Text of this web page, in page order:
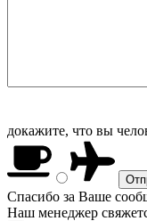
докажите, что вы
Спасибо за Ваше
Наш менеджер